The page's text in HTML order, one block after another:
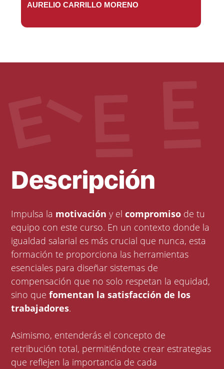
AURELIO CARRILLO MORENO
Descripción
Impulsa la motivación y elcompromiso de tu
equipo con este curso. En un contexto donde la
igualdad salarial es más crucial que nunca, esta
formación te proporciona las herramientas
esenciales para diseñar sistemas de
compensación que no solo respetan la equidad,
sino quefomentan la satisfacción de los
trabajadores.
Asimismo, entenderás el concepto de
retribución total, permitiéndote crear estrategias
que reflejen la importancia de cada